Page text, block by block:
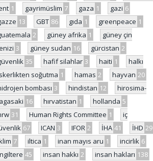
1 gayrimüslim 7 gaza 1 gazi 6
13 GBT 86 gıda 1 greenpeace 1
2 güney afrika 1
güney çin
3 güney sudan 16 gürcistan 2
35 hafif silahlar 3 haiti 1
halkı
soğutma 1 hamas 2 hayvan 20
bombası 3 hindistan 12
hirosima-
16 hırvatistan 1 hollanda 5
31 Human Rights Committee 1
iç
67 ICAN 3 IFOR 2 İHA 41 İHD 29
7 iltica 1 inan mayıs aru 1 incirlik 6
45 insan hakkı 2 insan hakları 138